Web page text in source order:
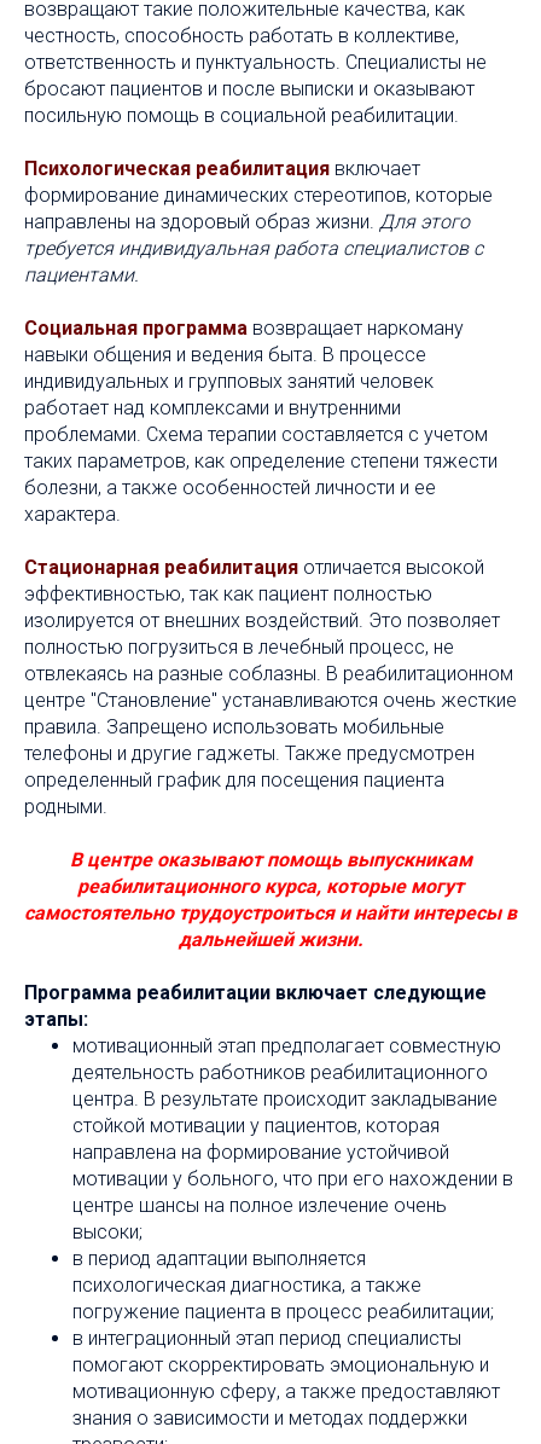
возвращают такие положительные качества, как
честность, способность работать в коллективе,
ответственность и пунктуальность. Специалисты не
бросают пациентов и после выписки и оказывают
посильную помощь в социальной реабилитации.
Психологическая реабилитация включает
формирование динамических стереотипов, которые
направлены на здоровый образ жизни. Для этого
требуется индивидуальная работа специалистов с
пациентами.
Социальная программа возвращает наркоману
навыки общения и ведения быта. В процессе
индивидуальных и групповых занятий человек
работает над комплексами и внутренними
проблемами. Схема терапии составляется с учетом
таких параметров, как определение степени тяжести
болезни, а также особенностей личности и ее
характера.
Стационарная реабилитация отличается высокой
эффективностью, так как пациент полностью
изолируется от внешних воздействий. Это позволяет
полностью погрузиться в лечебный процесс, не
отвлекаясь на разные соблазны. В реабилитационном
центре "Становление" устанавливаются очень жесткие
правила. Запрещено использовать мобильные
телефоны и другие гаджеты. Также предусмотрен
определенный график для посещения пациента
родными.
В центре оказывают помощь выпускникам
реабилитационного курса, которые могут
самостоятельно трудоустроиться и найти интересы в
дальнейшей жизни.
Программа реабилитации включает следующие
этапы:
мотивационный этап предполагает совместную
деятельность работников реабилитационного
центра. В результате происходит закладывание
стойкой мотивации у пациентов, которая
направлена на формирование устойчивой
мотивации у больного, что при его нахождении в
центре шансы на полное излечение очень
высоки;
в период адаптации выполняется
психологическая диагностика, а также
погружение пациента в процесс реабилитации;
в интеграционный этап период специалисты
помогают скорректировать эмоциональную и
мотивационную сферу, а также предоставляют
знания о зависимости и методах поддержки